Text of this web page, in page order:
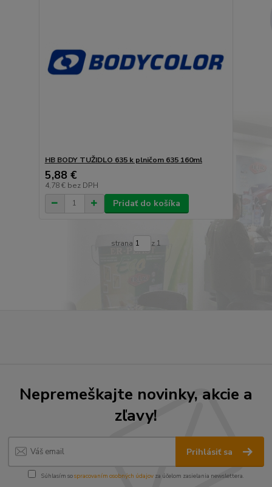
HB BODY TUŽIDLO 635 k plničom 635 160ml
5,88 €
4,78 € bez DPH
Pridať do košíka
strana z 1
Nepremeškajte novinky, akcie a
zľavy!
Prihlásiť sa
Súhlasím sospracovaním osobných údajov za účelom zasielania newslettera.